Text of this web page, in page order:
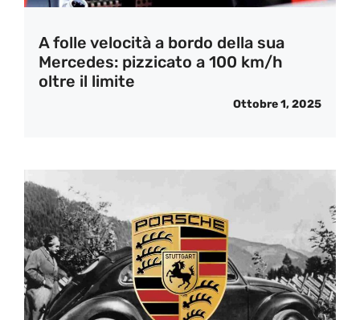
A folle velocità a bordo della sua
Mercedes: pizzicato a 100 km/h
oltre il limite
Ottobre 1, 2025